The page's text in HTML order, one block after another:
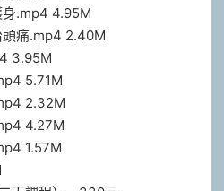
.mp4 4.95M
痛.mp4 2.40M
3.95M
5.71M
2.32M
4.27M
1.57M